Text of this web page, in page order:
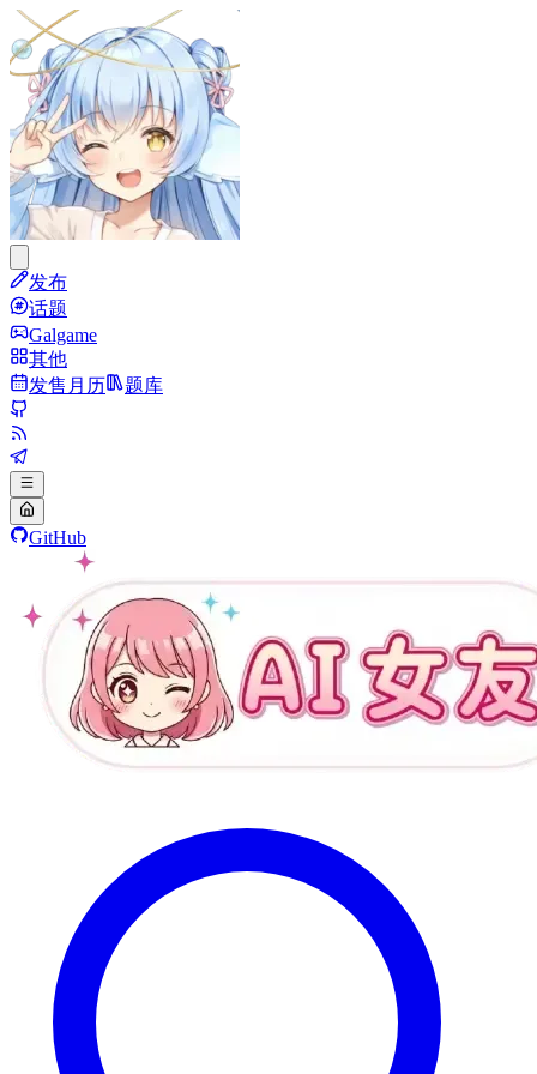
发布
话题
Galgame
其他
发售月历
题库
GitHub